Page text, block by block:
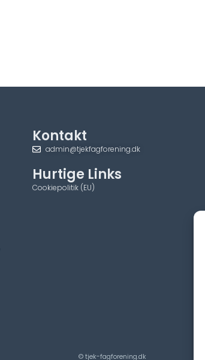
Kontakt
admin@tjekfagforening.dk
Hurtige Links
Cookiepolitik (EU)
© tjek-fagforening.dk